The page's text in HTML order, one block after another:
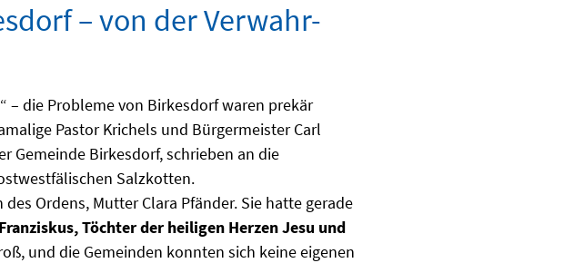
– von der Verwahr-
– die Probleme von Birkesdorf waren prekär
Pastor Krichels und Bürgermeister Carl
Gemeinde Birkesdorf, schrieben an die
Salzkotten.
Ordens, Mutter Clara Pfänder. Sie hatte gerade
Töchter der heiligen Herzen Jesu und
und die Gemeinden konnten sich keine eigenen